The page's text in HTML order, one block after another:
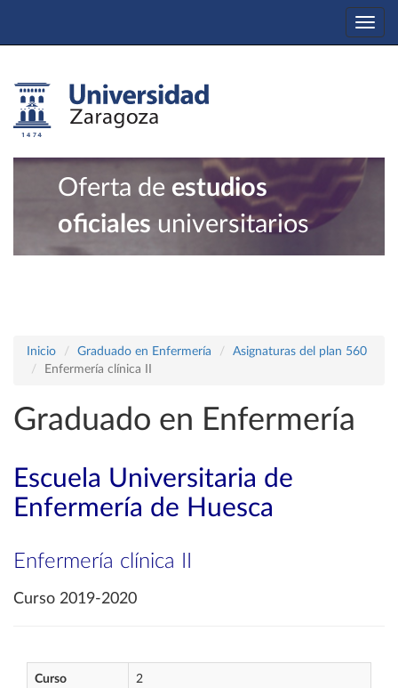
Oferta de estudios
oficiales universitarios
Inicio Graduado en Enfermería
Asignaturas del plan 560
Enfermería clínica II
Graduado en Enfermería
Escuela Universitaria de
Enfermería de Huesca
Enfermería clínica II
Curso 2019-2020
Curso 2